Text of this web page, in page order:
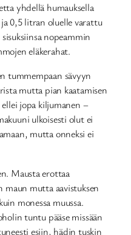
yhdellä humauksella
0,5 litran oluelle varattu
nopeammin
eläkerahat.
tummempaan sävyyn
mutta pian kaatamisen
ellei jopa kiljumanen –
ulkoisesti olut ei
mutta onneksi ei
Mausta erottaa
mutta aavistuksen
monessa muussa.
tuntu pääse missään
esiin, hädin tuskin